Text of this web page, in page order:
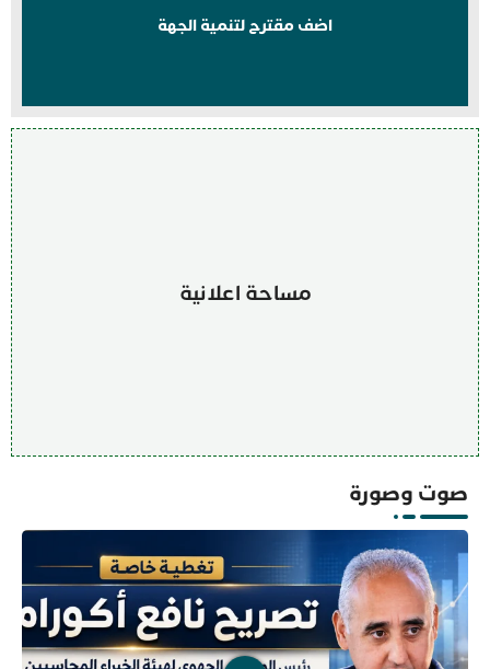
اضف مقترح لتنمية الجهة
مساحة اعلانية
صوت وصورة